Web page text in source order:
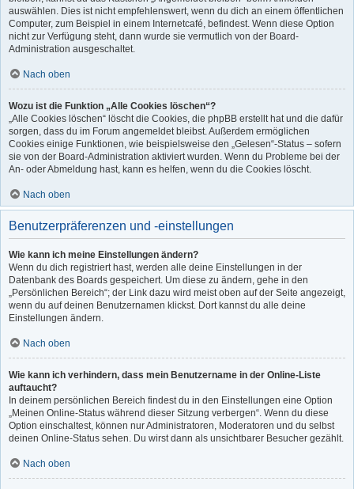
auswählen. Dies ist nicht empfehlenswert, wenn du dich an einem öffentlichen
Computer, zum Beispiel in einem Internetcafé, befindest. Wenn diese Option
nicht zur Verfügung steht, dann wurde sie vermutlich von der Board-
Administration ausgeschaltet.
Nach oben
Wozu ist die Funktion „Alle Cookies löschen“?
„Alle Cookies löschen“ löscht die Cookies, die phpBB erstellt hat und die dafür
sorgen, dass du im Forum angemeldet bleibst. Außerdem ermöglichen
Cookies einige Funktionen, wie beispielsweise den „Gelesen“-Status – sofern
sie von der Board-Administration aktiviert wurden. Wenn du Probleme bei der
An- oder Abmeldung hast, kann es helfen, wenn du die Cookies löscht.
Nach oben
Benutzerpräferenzen und -einstellungen
Wie kann ich meine Einstellungen ändern?
Wenn du dich registriert hast, werden alle deine Einstellungen in der
Datenbank des Boards gespeichert. Um diese zu ändern, gehe in den
„Persönlichen Bereich“; der Link dazu wird meist oben auf der Seite angezeigt,
wenn du auf deinen Benutzernamen klickst. Dort kannst du alle deine
Einstellungen ändern.
Nach oben
Wie kann ich verhindern, dass mein Benutzername in der Online-Liste
auftaucht?
In deinem persönlichen Bereich findest du in den Einstellungen eine Option
„Meinen Online-Status während dieser Sitzung verbergen“. Wenn du diese
Option einschaltest, können nur Administratoren, Moderatoren und du selbst
deinen Online-Status sehen. Du wirst dann als unsichtbarer Besucher gezählt.
Nach oben